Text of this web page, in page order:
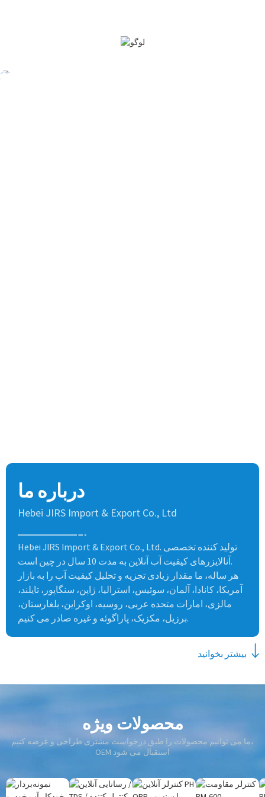
درباره ما
Hebei JIRS Import & Export Co., Ltd
Hebei JIRS Import & Export Co., Ltd. تولید کننده تخصصی
آنالایزرهای کیفیت آب آنلاین به مدت 10 سال در چین است.
هر ساله، ما مقدار زیادی تجزیه و تحلیل کیفیت آب را به بازار
آمریکا، کانادا، آلمان، سوئیس، استرالیا، ژاپن، سنگاپور، تایلند،
مالزی، امارات متحده عربی، روسیه، اوکراین، بلغارستان،
برزیل، مکزیک، پاراگوئه و غیره صادر می کنیم.
بیشتر بخوانید
محصولات ویژه
ما می توانیم محصولات را طبق درخواست مشتری طراحی و عرضه کنیم،
OEM استقبال می شود